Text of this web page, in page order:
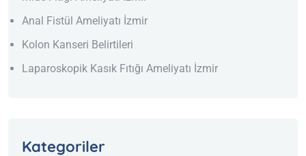
Anal Fistül Ameliyatı İzmir
Kolon Kanseri Belirtileri
Laparoskopik Kasık Fıtığı Ameliyatı İzmir
Kategoriler